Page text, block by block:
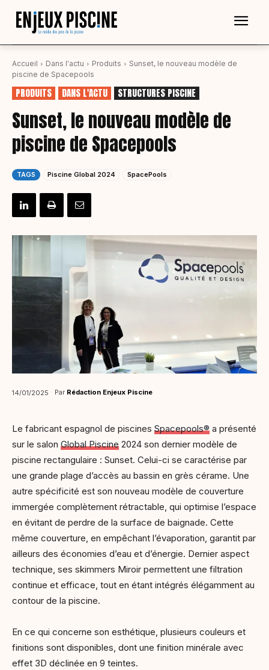
Accueil Dans l'actu Produits
Sunset, le nouveau modèle de
piscine de Spacepools
PRODUITS DANS L'ACTU STRUCTURES PISCINE
Sunset, le nouveau modèle de
piscine de Spacepools
TAGS Piscine Global 2024 SpacePools
14/01/2025 Par Rédaction Enjeux Piscine
Le fabricant espagnol de piscines Spacepools® a présenté
sur le salon Global Piscine 2024 son dernier modèle de
piscine rectangulaire : Sunset. Celui-ci se caractérise par
une grande plage d’accès au bassin en grès cérame. Une
autre spécificité est son nouveau modèle de couverture
immergée complètement rétractable, qui optimise l’espace
en évitant de perdre de la surface de baignade. Cette
même couverture, en empêchant l’évaporation, garantit par
ailleurs des économies d’eau et d’énergie. Dernier aspect
technique, ses skimmers Miroir permettent une filtration
continue et efficace, tout en étant intégrés élégamment au
contour de la piscine.
En ce qui concerne son esthétique, plusieurs couleurs et
finitions sont disponibles, dont une finition minérale avec
effet 3D déclinée en 9 teintes.